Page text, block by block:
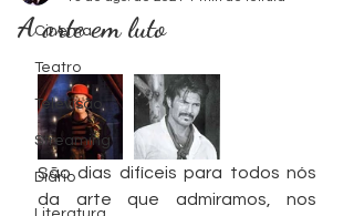
Série TV
Série TV
Série TV
Série TV
levam as
Ondas
Cinema
Cinema
Foto by
Zacky
Série TV
Série TV
Série TV
Série TV
levam as
Ondas
Cinema
Cinema
Foto by
Zacky
Cinema
Teatro
Televisão
Streaming
Diário
A arte em luto
São dias difíceis para todos nós
da arte que admiramos, nos